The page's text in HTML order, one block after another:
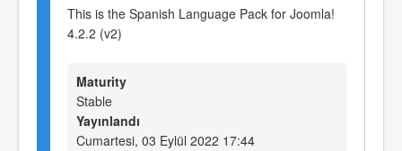
This is the Spanish Language Pack for Joomla!
4.2.2 (v2)
Maturity
Stable
Yayınlandı
Cumartesi, 03 Eylül 2022 17:44